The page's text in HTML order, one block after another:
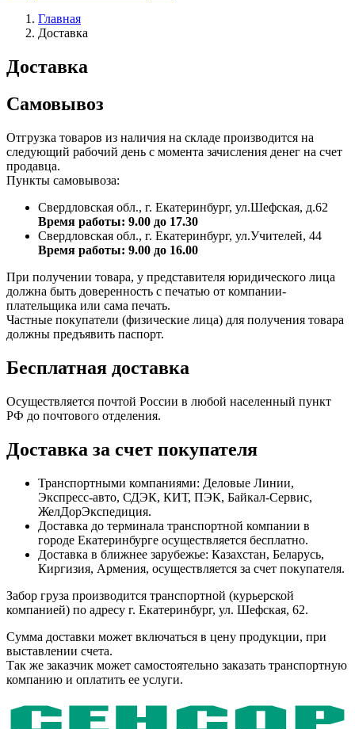
Главная
Доставка
Доставка
Самовывоз
Отгрузка товаров из наличия на складе производится на
следующий рабочий день с момента зачисления денег на счет
продавца.
Пункты самовывоза:
Свердловская обл., г. Екатеринбург, ул.Шефская, д.62
Время работы: 9.00 до 17.30
Свердловская обл., г. Екатеринбург, ул.Учителей, 44
Время работы: 9.00 до 16.00
При получении товара, у представителя юридического лица
должна быть доверенность с печатью от компании-
плательщика или сама печать.
Частные покупатели (физические лица) для получения товара
должны предъявить паспорт.
Бесплатная доставка
Осуществляется почтой России в любой населенный пункт
РФ до почтового отделения.
Доставка за счет покупателя
Транспортными компаниями: Деловые Линии,
Экспресс-авто, СДЭК, КИТ, ПЭК, Байкал-Сервис,
ЖелДорЭкспедиция.
Доставка до терминала транспортной компании в
городе Екатеринбурге осуществляется бесплатно.
Доставка в ближнее зарубежье: Казахстан, Беларусь,
Киргизия, Армения, осуществляется за счет покупателя.
Забор груза производится транспортной (курьерской
компанией) по адресу г. Екатеринбург, ул. Шефская, 62.
Сумма доставки может включаться в цену продукции, при
выставлении счета.
Так же заказчик может самостоятельно заказать транспортную
компанию и оплатить ее услуги.